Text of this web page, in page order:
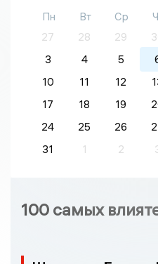
Пн Вт Ср
27
28 29
3
4 5
10
11 12
17
18 19
24
25 26
31
1 2
100 самых